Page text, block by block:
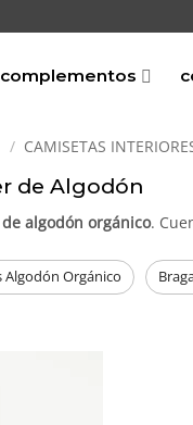
complementos
/ CAMISETAS
de Algodón
algodón orgánico.
Algodón Orgánico